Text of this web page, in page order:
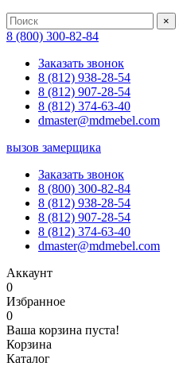
×
8 (800) 300-82-84
Заказать звонок
8 (812) 938-28-54
8 (812) 907-28-54
8 (812) 374-63-40
dmaster@mdmebel.com
вызов замерщика
Заказать звонок
8 (800) 300-82-84
8 (812) 938-28-54
8 (812) 907-28-54
8 (812) 374-63-40
dmaster@mdmebel.com
Аккаунт
0
Избранное
0
Ваша корзина пуста!
Корзина
Каталог